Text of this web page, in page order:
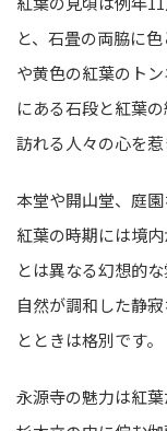
と、石畳の両脇に
や黄色の紅葉のト
にある石段と紅葉
訪れる人々の心を惹
本堂や開山堂、庭園
紅葉の時期には境
とは異なる幻想的
自然が調和した静
とときは格別です。
永源寺の魅力は紅